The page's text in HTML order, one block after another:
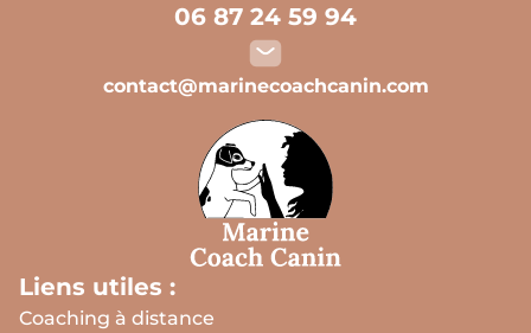
06 87 24 59 94
contact@marinecoachcanin.com
Liens utiles :
Coaching à distance